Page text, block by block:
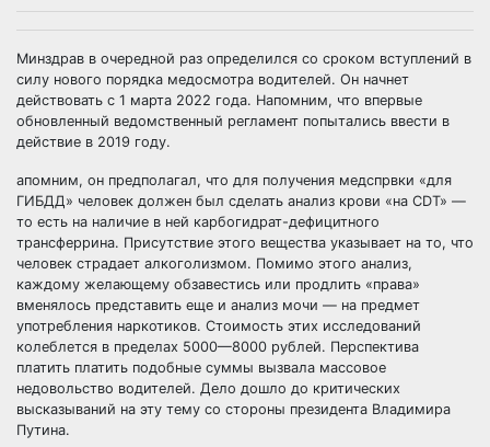
Минздрав в очередной раз определился со сроком вступлений в
силу нового порядка медосмотра водителей. Он начнет
действовать с 1 марта 2022 года. Напомним, что впервые
обновленный ведомственный регламент попытались ввести в
действие в 2019 году.
апомним, он предполагал, что для получения медспрвки «для
ГИБДД» человек должен был сделать анализ крови «на CDT» —
то есть на наличие в ней карбогидрат-дефицитного
трансферрина. Присутствие этого вещества указывает на то, что
человек страдает алкоголизмом. Помимо этого анализ,
каждому желающему обзавестись или продлить «права»
вменялось представить еще и анализ мочи — на предмет
употребления наркотиков. Стоимость этих исследований
колеблется в пределах 5000—8000 рублей. Перспектива
платить платить подобные суммы вызвала массовое
недовольство водителей. Дело дошло до критических
высказываний на эту тему со стороны президента Владимира
Путина.